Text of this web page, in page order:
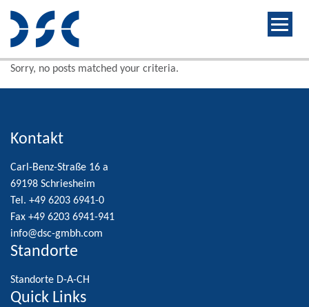
Sorry, no posts matched your criteria.
Kontakt
Carl-Benz-Straße 16 a
69198 Schriesheim
Tel. +49 6203 6941-0
Fax +49 6203 6941-941
info@dsc-gmbh.com
Standorte
Standorte D-A-CH
Quick Links